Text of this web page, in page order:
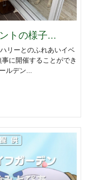
トの様子...
リーとのふれあいイベ
に開催することができ
ルデン...